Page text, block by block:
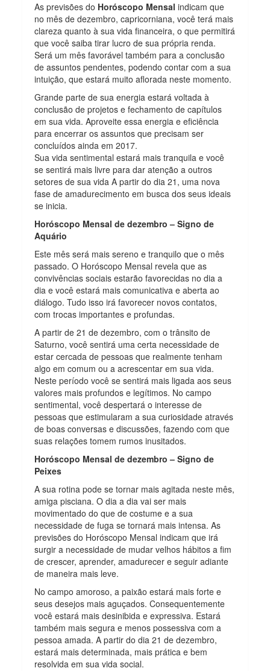
As previsões do Horóscopo Mensal indicam que
no mês de dezembro, capricorniana, você terá mais
clareza quanto à sua vida financeira, o que permitirá
que você saiba tirar lucro de sua própria renda.
Será um mês favorável também para a conclusão
de assuntos pendentes, podendo contar com a sua
intuição, que estará muito aflorada neste momento.
Grande parte de sua energia estará voltada à
conclusão de projetos e fechamento de capítulos
em sua vida. Aproveite essa energia e eficiência
para encerrar os assuntos que precisam ser
concluídos ainda em 2017.
Sua vida sentimental estará mais tranquila e você
se sentirá mais livre para dar atenção a outros
setores de sua vida A partir do dia 21, uma nova
fase de amadurecimento em busca dos seus ideais
se inicia.
Horóscopo Mensal de dezembro – Signo de
Aquário
Este mês será mais sereno e tranquilo que o mês
passado. O Horóscopo Mensal revela que as
convivências sociais estarão favorecidas no dia a
dia e você estará mais comunicativa e aberta ao
diálogo. Tudo isso irá favorecer novos contatos,
com trocas importantes e profundas.
A partir de 21 de dezembro, com o trânsito de
Saturno, você sentirá uma certa necessidade de
estar cercada de pessoas que realmente tenham
algo em comum ou a acrescentar em sua vida.
Neste período você se sentirá mais ligada aos seus
valores mais profundos e legítimos. No campo
sentimental, você despertará o interesse de
pessoas que estimularam a sua curiosidade através
de boas conversas e discussões, fazendo com que
suas relações tomem rumos inusitados.
Horóscopo Mensal de dezembro – Signo de
Peixes
A sua rotina pode se tornar mais agitada neste mês,
amiga pisciana. O dia a dia vai ser mais
movimentado do que de costume e a sua
necessidade de fuga se tornará mais intensa. As
previsões do Horóscopo Mensal indicam que irá
surgir a necessidade de mudar velhos hábitos a fim
de crescer, aprender, amadurecer e seguir adiante
de maneira mais leve.
No campo amoroso, a paixão estará mais forte e
seus desejos mais aguçados. Consequentemente
você estará mais desinibida e expressiva. Estará
também mais segura e menos possessiva com a
pessoa amada. A partir do dia 21 de dezembro,
estará mais determinada, mais prática e bem
resolvida em sua vida social.